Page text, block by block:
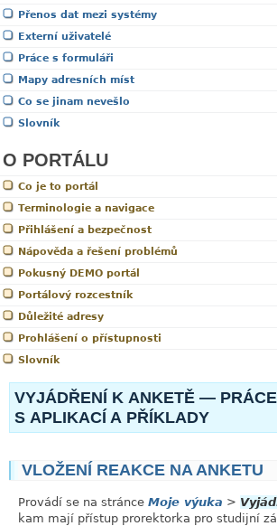
Přenos dat mezi systémy
Externí uživatelé
Práce s formuláři
Mapy adresních míst
Co se jinam nevešlo
Slovník
O PORTÁLU
Co je to portál
Terminologie a navigace
Přihlášení a bezpečnost
Nápověda a řešení problémů
Pokusný DEMO portál
Portálový rozcestník
Důležité adresy
Prohlášení o přístupnosti
Slovník
VYJÁDŘENÍ K ANKETĚ — PRÁCE
S APLIKACÍ A PŘÍKLADY
VLOŽENÍ REAKCE NA ANKETU
Provádí se na stránce Moje výuka >
kam mají přístup prorektorka pro studijní